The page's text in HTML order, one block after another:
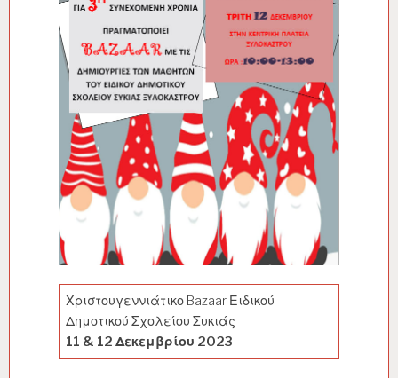
Χριστουγεννιάτικο Bazaar Ειδικού
Δημοτικού Σχολείου Συκιάς
11 & 12 Δεκεμβρίου 2023